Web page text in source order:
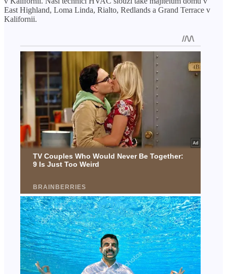
East Highland, Loma Linda, Rialto, Redlands a Grand Terrace v
Kalifornii.